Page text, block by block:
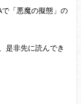
「悪魔の擬態」の
是非先に読んでき